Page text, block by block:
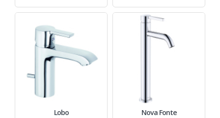
Lobo Nova Fonte